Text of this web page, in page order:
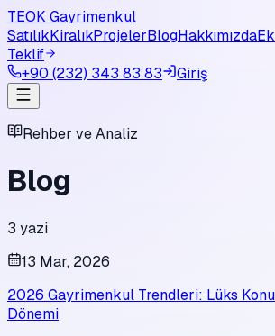
TEOK Gayrimenkul
SatılıkKiralıkProjelerBlogHakkımızda
Teklif
+90 (232) 343 83 83
Giriş
Rehber ve Analiz
Blog
3 yazi
13 Mar, 2026
2026 Gayrimenkul Trendleri: Lüks
Dönemi